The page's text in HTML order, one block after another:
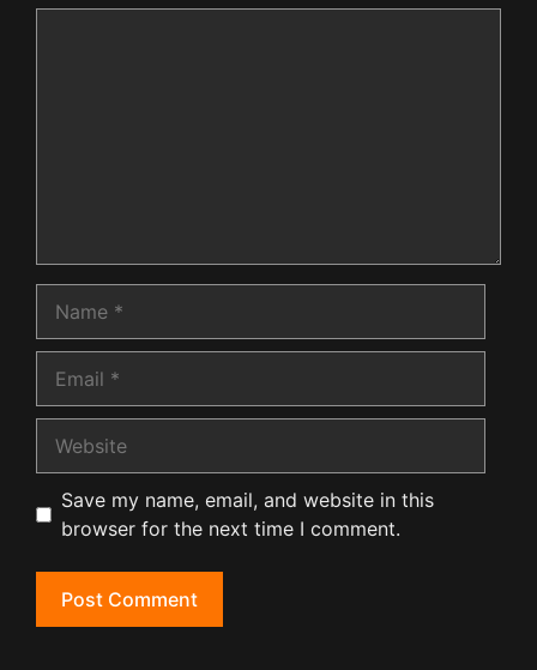
Save my name, email, and website in this
browser for the next time I comment.